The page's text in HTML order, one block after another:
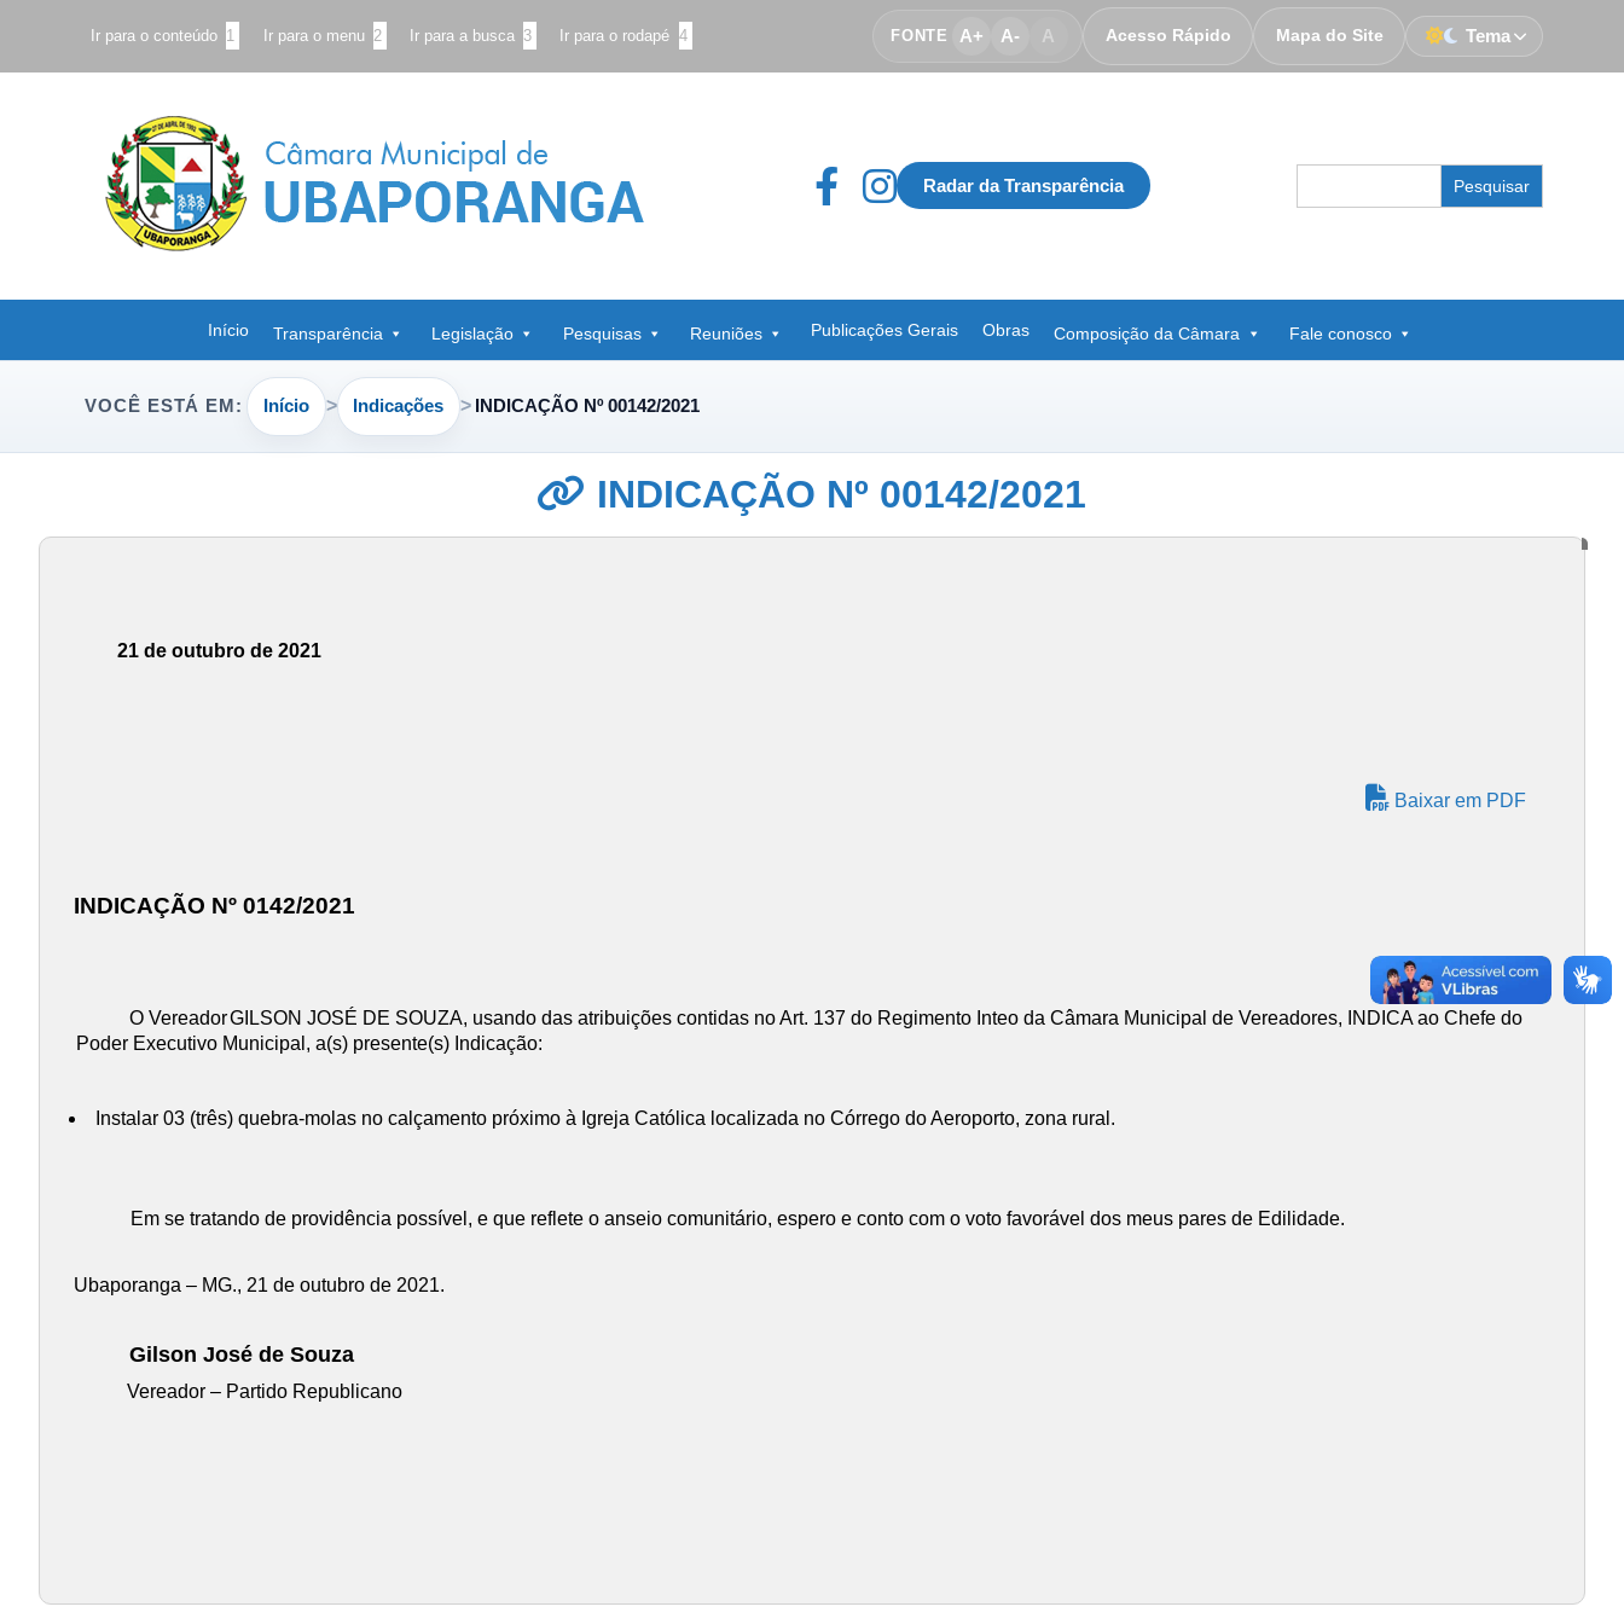
Ir para o conteúdo 1 Ir para o menu 2 Ir para a busca 3 Ir para o rodapé 4 FONTE A+ A- A Acesso Rápido Mapa do Site Tema
Radar da Transparência
for:
Início Transparência Legislação Pesquisas Reuniões Publicações Gerais Obras Composição da Câmara Fale conosco
VOCÊ ESTÁ EM: Início Indicações INDICAÇÃO Nº 00142/2021
INDICAÇÃO Nº 00142/2021
21 de outubro de 2021
Baixar em PDF
INDICAÇÃO Nº 0142/2021
O VereadorGILSON JOSÉ DE SOUZA, usando das atribuições contidas no Art. 137 do Regimento Inteo da Câmara Municipal de Vereadores, INDICA ao Chefe do
Poder Executivo Municipal, a(s) presente(s) Indicação:
Instalar 03 (três) quebra-molas no calçamento próximo à Igreja Católica localizada no Córrego do Aeroporto, zona rural.
Em se tratando de providência possível, e que reflete o anseio comunitário, espero e conto com o voto favorável dos meus pares de Edilidade.
Ubaporanga – MG., 21 de outubro de 2021.
Gilson José de Souza
Vereador – Partido Republicano